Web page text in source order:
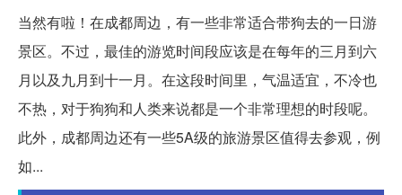
当然有啦！在成都周边，有一些非常适合带狗去的一日游
景区。不过，最佳的游览时间段应该是在每年的三月到六
月以及九月到十一月。在这段时间里，气温适宜，不冷也
不热，对于狗狗和人类来说都是一个非常理想的时段呢。
此外，成都周边还有一些5A级的旅游景区值得去参观，例
如...